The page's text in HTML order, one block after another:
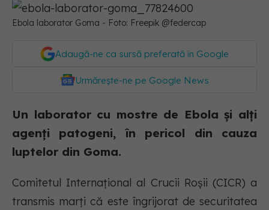
Ebola laborator Goma - Foto: Freepik @federcap
Adaugă-ne ca sursă preferată în Google
Urmărește-ne pe Google News
Un laborator cu mostre de Ebola și alți
agenți patogeni, în pericol din cauza
luptelor din Goma.
Comitetul Internaţional al Crucii Roşii (CICR) a
transmis marţi că este îngrijorat de securitatea